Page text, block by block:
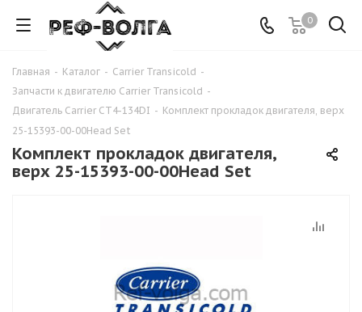
0
Главная - Каталог - Carrier Transicold -
Запчасти к двигателю Carrier Transicold -
Двигатель Carrier CT4-134DI - Комплект прокладок двигателя, верх
25-15393-00-00Head Set
Комплект прокладок двигателя,
верх 25-15393-00-00Head Set